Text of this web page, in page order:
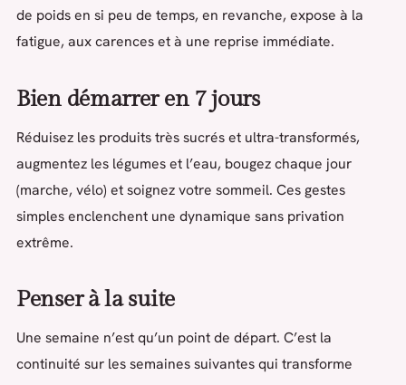
de poids en si peu de temps, en revanche, expose à la
fatigue, aux carences et à une reprise immédiate.
Bien démarrer en 7 jours
Réduisez les produits très sucrés et ultra-transformés,
augmentez les légumes et l’eau, bougez chaque jour
(marche, vélo) et soignez votre sommeil. Ces gestes
simples enclenchent une dynamique sans privation
extrême.
Penser à la suite
Une semaine n’est qu’un point de départ. C’est la
continuité sur les semaines suivantes qui transforme